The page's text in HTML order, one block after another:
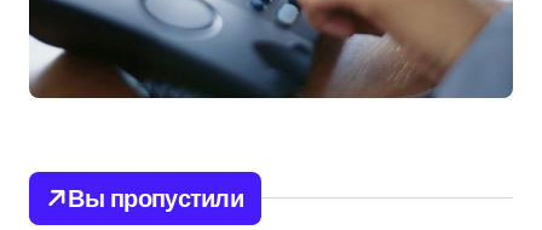
Вы пропустили